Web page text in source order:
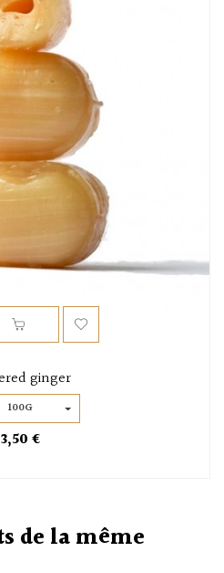
ginger
100G
3,50 €
de la même